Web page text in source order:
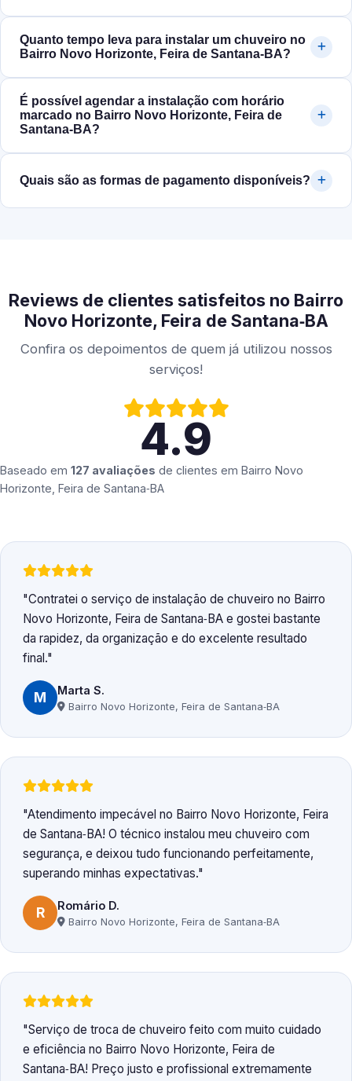
Quanto tempo leva para instalar um chuveiro no
Bairro Novo Horizonte, Feira de Santana‑BA?
É possível agendar a instalação com horário
marcado no Bairro Novo Horizonte, Feira de
Santana‑BA?
Quais são as formas de pagamento disponíveis?
Reviews de clientes satisfeitos no Bairro
Novo Horizonte, Feira de Santana‑BA
Confira os depoimentos de quem já utilizou nossos
serviços!
4.9
Baseado em 127 avaliações de clientes em Bairro Novo
Horizonte, Feira de Santana‑BA
Contratei o serviço de instalação de chuveiro no Bairro
Novo Horizonte, Feira de Santana‑BA e gostei bastante
da rapidez, da organização e do excelente resultado
final.
M Marta S.
Bairro Novo Horizonte, Feira de Santana‑BA
Atendimento impecável no Bairro Novo Horizonte, Feira
de Santana‑BA! O técnico instalou meu chuveiro com
segurança, e deixou tudo funcionando perfeitamente,
superando minhas expectativas.
R Romário D.
Bairro Novo Horizonte, Feira de Santana‑BA
Serviço de troca de chuveiro feito com muito cuidado
e eficiência no Bairro Novo Horizonte, Feira de
Santana‑BA! Preço justo e profissional extremamente